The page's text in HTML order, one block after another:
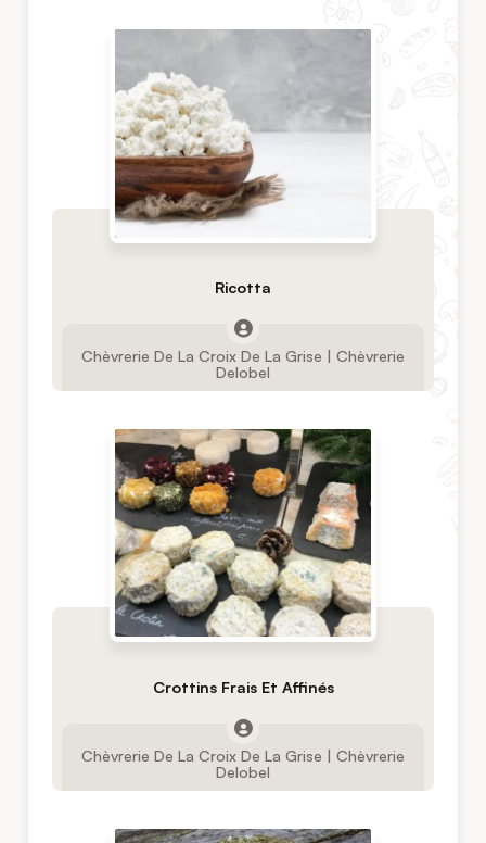
Ricotta
Chèvrerie De La Croix De La Grise | Chèvrerie
Delobel
Crottins Frais Et Affinés
Chèvrerie De La Croix De La Grise | Chèvrerie
Delobel